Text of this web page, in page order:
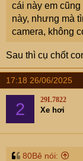
cái này em
này, nhưng mà
camera, không
Sau thì cụ chốt
17:18 26/06/2025
2 29L7822
Xe hơi
80Bê nói: